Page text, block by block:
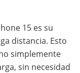
15 es su
distancia. Esto
simplemente
sin necesidad